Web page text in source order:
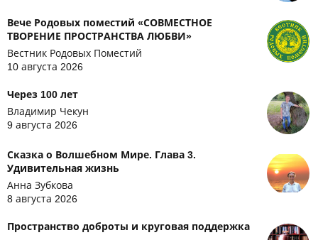
Вече Родовых поместий «СОВМЕСТНОЕ
ТВОРЕНИЕ ПРОСТРАНСТВА ЛЮБВИ»
Вестник Родовых Поместий
10 августа 2026
Через 100 лет
Владимир Чекун
9 августа 2026
Сказка о Волшебном Мире. Глава 3.
Удивительная жизнь
Анна Зубкова
8 августа 2026
Пространство доброты и круговая поддержка